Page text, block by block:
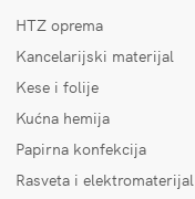
HTZ oprema
Kancelarijski materijal
Kese i folije
Kućna hemija
Papirna konfekcija
Rasveta i elektromaterijal